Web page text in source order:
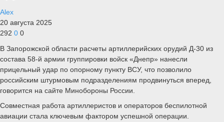
Alex
20 августа 2025
292 0 0
В Запорожской области расчеты артиллерийских орудий Д-30 из
состава 58-й армии группировки войск «Днепр» нанесли
прицельный удар по опорному пункту ВСУ, что позволило
российским штурмовым подразделениям продвинуться вперед,
говорится на сайте Минобороны России.
Совместная работа артиллеристов и операторов беспилотной
авиации стала ключевым фактором успешной операции.